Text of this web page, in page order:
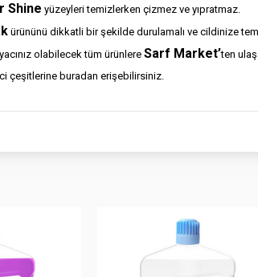
Shine yüzeyleri temizlerken çizmez ve yıpratmaz.
ürününü dikkatli bir şekilde durulamalı ve cildinize
olabilecek tüm ürünlere Sarf Market’ten
çeşitlerine buradan erişebilirsiniz.